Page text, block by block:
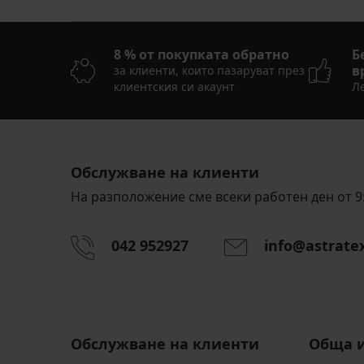
8 % от покупката обратно
за клиенти, които пазаруват през
клиентския си акаунт
Обслужване на клиенти
На разположение сме всеки работен ден от
042 952927
Обслужване на клиенти Обща